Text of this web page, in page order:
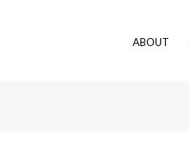
ABOUT